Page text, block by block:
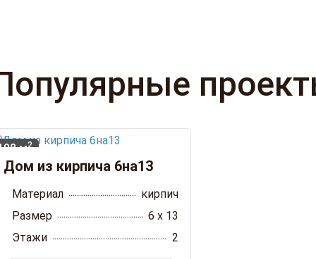
м2
Дом из кирпича 6на13
Материал
кирпич
Размер
6 x 13
Этажи
2